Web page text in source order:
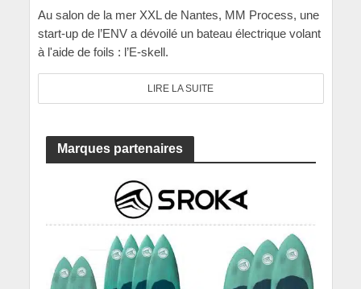
Au salon de la mer XXL de Nantes, MM Process, une
start-up de l’ENV a dévoilé un bateau électrique volant
à l'aide de foils : l’E-skell.
LIRE LA SUITE
Marques partenaires